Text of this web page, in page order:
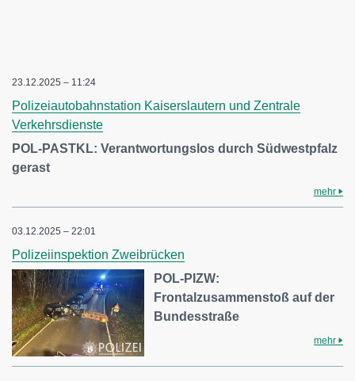
23.12.2025 – 11:24
Polizeiautobahnstation Kaiserslautern und Zentrale
Verkehrsdienste
POL-PASTKL: Verantwortungslos durch Südwestpfalz
gerast
mehr
03.12.2025 – 22:01
Polizeiinspektion Zweibrücken
POL-PIZW:
Frontalzusammenstoß auf der
Bundesstraße
mehr